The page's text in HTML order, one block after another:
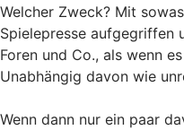
Welcher Zweck? Mit
Spielepresse aufgegriffen
Foren und Co., als wenn
Unabhängig davon wie
Wenn dann nur ein paar